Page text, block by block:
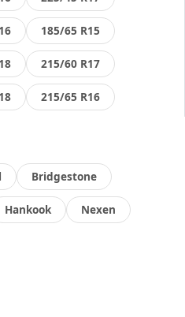
185/65 R15
215/60 R17
215/65 R16
Bridgestone
Hankook Nexen